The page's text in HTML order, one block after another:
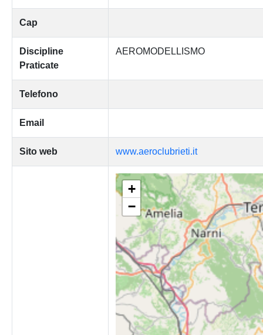
Cap
Discipline
Praticate
AEROMODELLISMO
Telefono
Email
Sito web www.aeroclubrieti.it
+
−